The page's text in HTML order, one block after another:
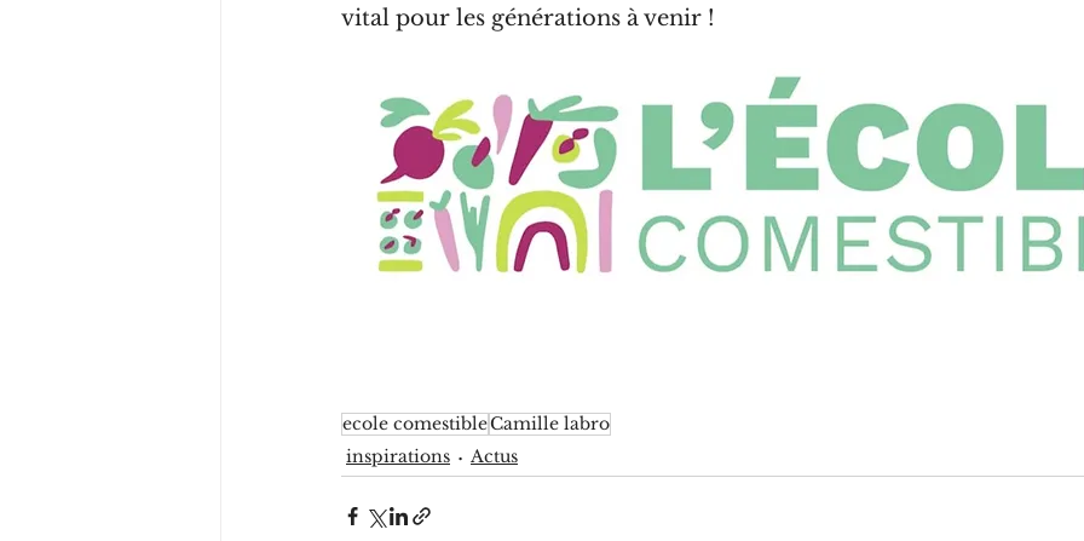
vital pour les générations à venir !
ecole comestibleCamille labro
inspirations
Actus